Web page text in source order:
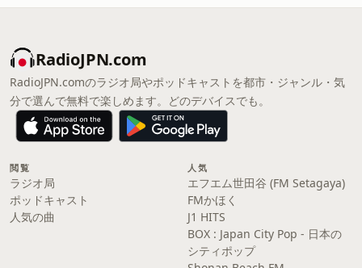
RadioJPN.com
RadioJPN.comのラジオ局やポッドキャストを都市・ジャンル・気
分で選んで無料で楽しめます。どのデバイスでも。
閲覧
ラジオ局
ポッドキャスト
人気の曲
人気
エフエム世田谷 (FM Setagaya)
FMかほく
J1 HITS
BOX : Japan City Pop - 日本の
シティポップ